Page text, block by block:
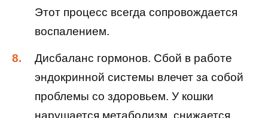
Этот процесс всегда сопровождается
воспалением.
Дисбаланс гормонов. Сбой в работе
эндокринной системы влечет за собой
проблемы со здоровьем. У кошки
нарушается метаболизм, снижается